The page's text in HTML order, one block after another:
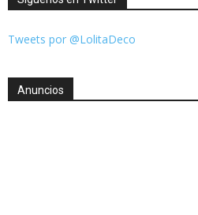
Tweets por @LolitaDeco
Anuncios